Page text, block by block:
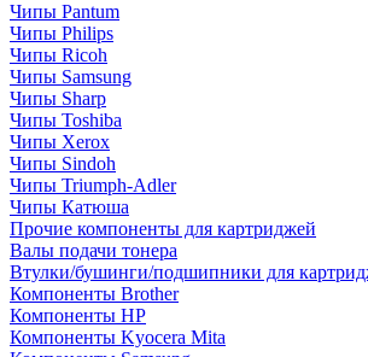
Чипы Pantum
Чипы Philips
Чипы Ricoh
Чипы Samsung
Чипы Sharp
Чипы Toshiba
Чипы Xerox
Чипы Sindoh
Чипы Triumph-Adler
Чипы Катюша
Прочие компоненты для картриджей
Валы подачи тонера
Втулки/бушинги/подшипники для
Компоненты Brother
Компоненты HP
Компоненты Kyocera Mita